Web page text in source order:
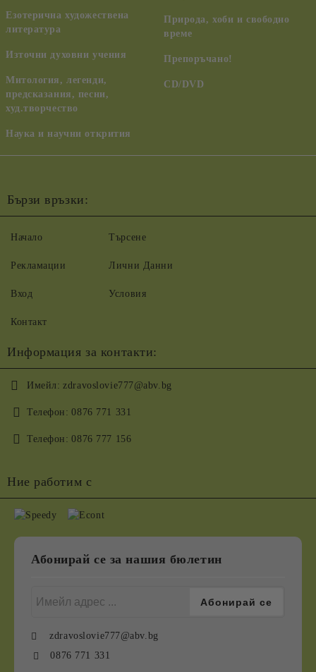
Езотерична художествена
литература
Източни духовни учения
Митология, легенди,
предсказания, песни,
худ.творчество
Наука и научни открития
Природа, хоби и свободно
време
Препоръчано!
CD/DVD
Бързи връзки:
Начало
Рекламации
Вход
Контакт
Търсене
Лични Данни
Условия
Информация за контакти:
Имейл: zdravoslovie777@abv.bg
Телефон: 0876 771 331
Телефон: 0876 777 156
Ние работим с
Абонирай се за нашия бюлетин
zdravoslovie777@abv.bg
0876 771 331